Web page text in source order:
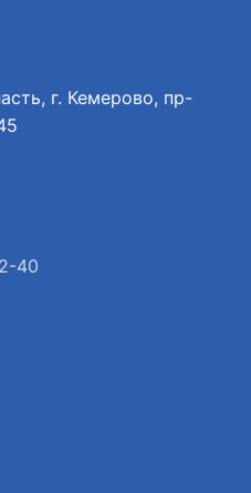
г. Кемерово, пр-
40